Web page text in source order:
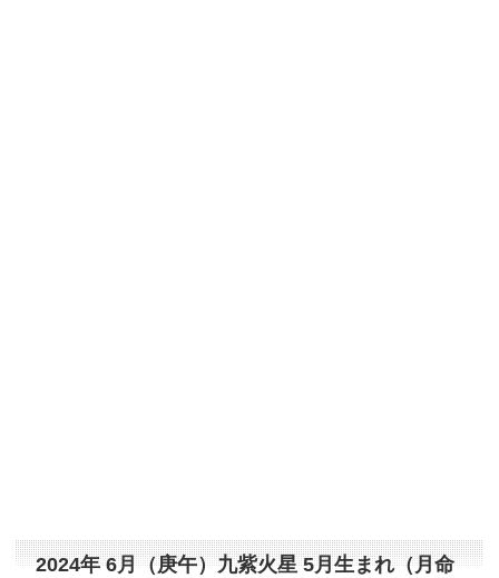
2024年 6月（庚午）九紫火星 5月生まれ（月命